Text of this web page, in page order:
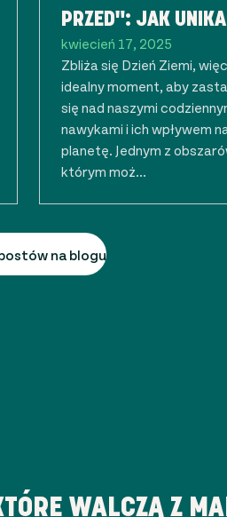
PRZED": JAK
MARNOWANIA
POMAGAĆ PLANECIE
kwiecień 17, 2025
Zbliża się Dzień Ziemi,
idealny moment, aby
się nad naszymi
nawykami i ich wpływem
planetę. Jednym z
którym moż...
na blogu
WALCZĄ Z